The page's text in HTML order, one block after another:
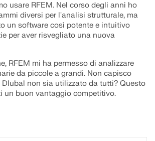
usare RFEM. Nel corso degli anni ho
diversi per l'analisi strutturale, ma
un software così potente e intuitivo
per aver risvegliato una nuova
RFEM mi ha permesso di analizzare
da piccole a grandi. Non capisco
Dlubal non sia utilizzato da tutti? Questo
un buon vantaggio competitivo.